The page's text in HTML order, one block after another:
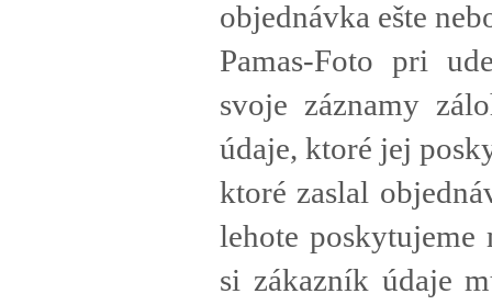
objednávka ešte
Pamas-Foto pri
svoje záznamy
údaje, ktoré jej
ktoré zaslal
lehote
si zákazník údaje